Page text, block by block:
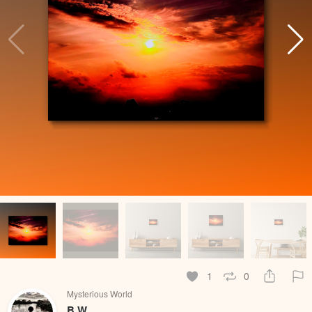
1 0
Mysterious World